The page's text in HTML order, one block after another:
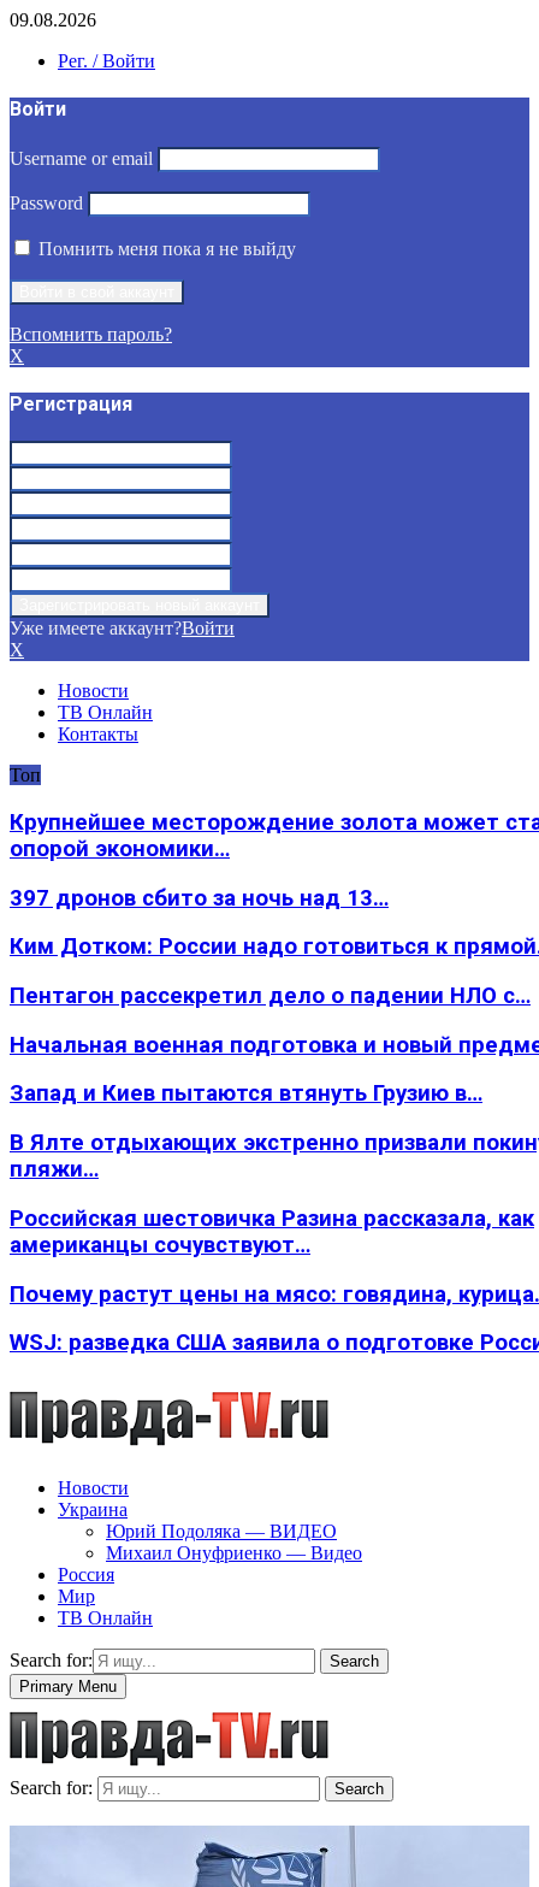
09.08.2026
Рег. / Войти
Войти
Username or email
Password
Помнить меня пока я не выйду
Вспомнить пароль?
X
Регистрация
Уже имеете аккаунт?Войти
X
Новости
ТВ Онлайн
Контакты
Топ
Крупнейшее месторождение золота может
опорой экономики…
397 дронов сбито за ночь над 13…
Ким Дотком: России надо готовиться к
Пентагон рассекретил дело о падении НЛО с…
Начальная военная подготовка и новый
Запад и Киев пытаются втянуть Грузию в…
В Ялте отдыхающих экстренно призвали
пляжи…
Российская шестовичка Разина рассказала, как
американцы сочувствуют…
Почему растут цены на мясо: говядина,
WSJ: разведка США заявила о подготовке
Новости
Украина
Юрий Подоляка — ВИДЕО
Михаил Онуфриенко — Видео
Россия
Мир
ТВ Онлайн
Search for:
Search
Primary Menu
Search for: Search